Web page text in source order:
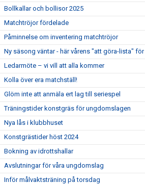
Bollkallar och bollisor 2025
Matchtröjor fördelade
Påminnelse om inventering matchtröjor
Ny säsong väntar - här vårens "att göra-lista"
Ledarmöte – vi vill att alla kommer
Kolla över era matchställ!
Glöm inte att anmäla ert lag till seriespel
Träningstider konstgräs för ungdomslagen
Nya lås i klubbhuset
Konstgrästider höst 2024
Bokning av idrottshallar
Avslutningar för våra ungdomslag
Inför målvaktsträning på torsdag